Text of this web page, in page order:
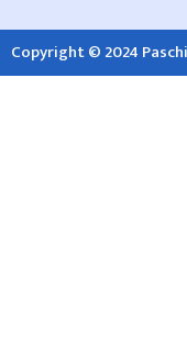
Copyright © 2024